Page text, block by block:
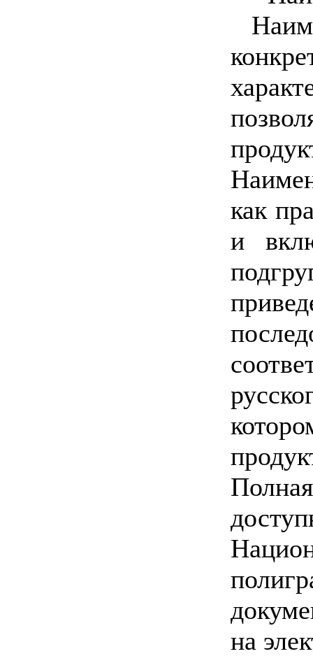
как
и
на